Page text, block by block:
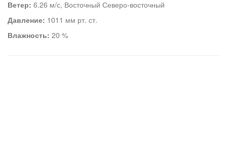
Ветер: 6.26 м/с, Восточный Северо-восточный
Давление: 1011 мм рт. ст.
Влажность: 20 %